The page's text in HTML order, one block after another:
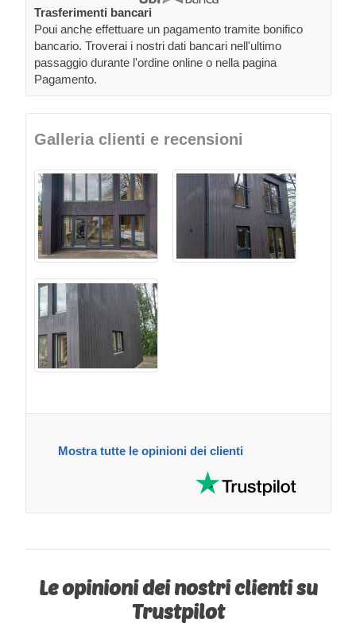
Trasferimenti bancari
Poui anche effettuare un pagamento tramite bonifico
bancario. Troverai i nostri dati bancari nell'ultimo
passaggio durante l'ordine online o nella pagina
Pagamento.
Galleria clienti e recensioni
Mostra tutte le opinioni dei clienti
Le opinioni dei nostri clienti su
Trustpilot